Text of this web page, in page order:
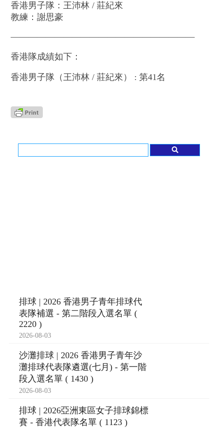
香港男子隊：王沛林 / 莊紀來
教練：謝思豪
—————————————————————
香港隊成績如下：
香港男子隊（王沛林 / 莊紀來） : 第41名
排球 | 2026 香港男子青年排球代
表隊補選 - 第二階段入選名單 (
2220 )
2026-08-03
沙灘排球 | 2026 香港男子青年沙
灘排球代表隊遴選(七月) - 第一階
段入選名單 ( 1430 )
2026-08-03
排球 | 2026亞洲東區女子排球錦標
賽 - 香港代表隊名單 ( 1123 )